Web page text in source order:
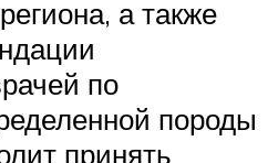
а также
по
породы
принять